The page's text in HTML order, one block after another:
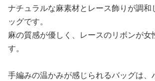
ナチュラルな麻素材とレース飾りが調和
ッグです。
麻の質感が優しく、レースのリボンが女
す。
手編みの温かみが感じられるバッグは、